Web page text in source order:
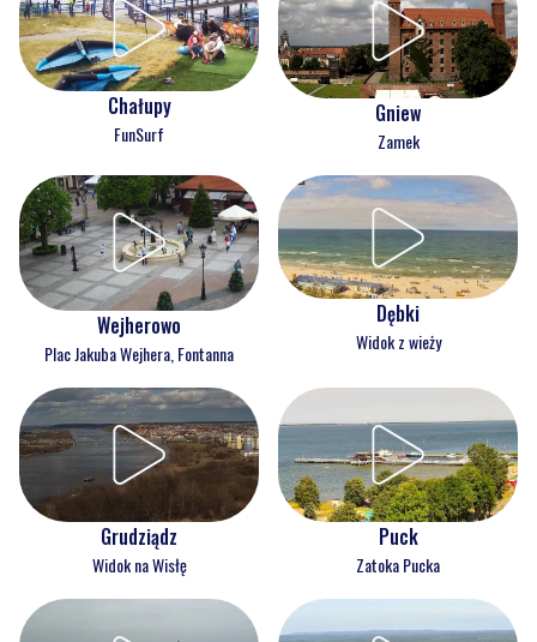
Chałupy
FunSurf
Gniew
Zamek
Wejherowo
Plac Jakuba Wejhera, Fontanna
Dębki
Widok z wieży
Grudziądz
Widok na Wisłę
Puck
Zatoka Pucka